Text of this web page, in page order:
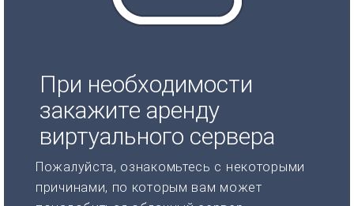
При необходимости
закажите аренду
виртуального сервера
Пожалуйста, ознакомьтесь с некоторыми
причинами, по которым вам может